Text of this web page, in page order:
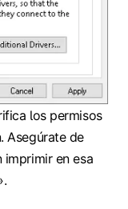
los permisos
Asegúrate de
imprimir en esa